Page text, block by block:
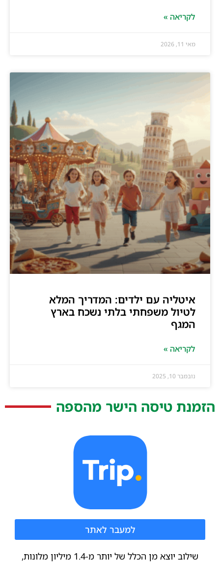
לקריאה »
מאי 11, 2026
איטליה עם ילדים: המדריך המלא
לטיול משפחתי בלתי נשכח בארץ
המגף
לקריאה »
נובמבר 10, 2025
הזמנת טיסה הישר מהספה
למעבר לאתר
שילוב יוצא מן הכלל של יותר מ-1.4 מיליון מלונות,